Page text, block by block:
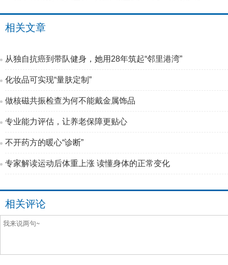
相关文章
从独自抗癌到带队健身，她用28年筑起“邻里港湾”
化妆品可实现“量肤定制”
做核磁共振检查为何不能戴金属饰品
专业能力评估，让养老保障更贴心
不开药方的暖心“诊断”
专家解读运动后体重上涨 读懂身体的正常变化
相关评论